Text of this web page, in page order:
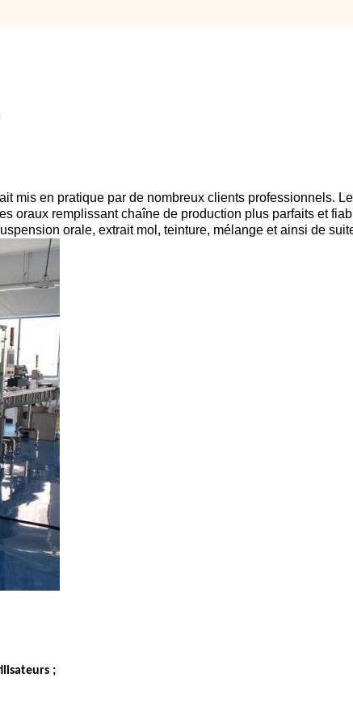
mis en pratique par de nombreux clients professionnels.
oraux remplissant chaîne de production plus parfaits et
orale, extrait mol, teinture, mélange et ainsi de
;